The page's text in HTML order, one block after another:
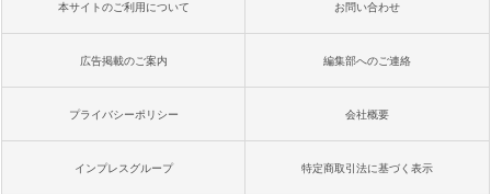
本サイトのご利用について お問い合わせ
広告掲載のご案内 編集部へのご連絡
プライバシーポリシー 会社概要
インプレスグループ 特定商取引法に基づく表示